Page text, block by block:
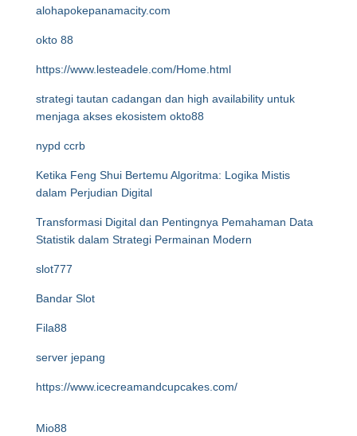
alohapokepanamacity.com
okto 88
https://www.lesteadele.com/Home.html
strategi tautan cadangan dan high availability untuk
menjaga akses ekosistem okto88
nypd ccrb
Ketika Feng Shui Bertemu Algoritma: Logika Mistis
dalam Perjudian Digital
Transformasi Digital dan Pentingnya Pemahaman Data
Statistik dalam Strategi Permainan Modern
slot777
Bandar Slot
Fila88
server jepang
https://www.icecreamandcupcakes.com/
Mio88